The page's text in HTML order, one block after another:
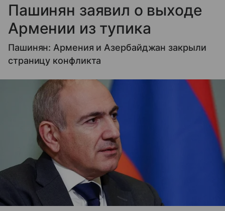
Пашинян заявил о выходе
Армении из тупика
Пашинян: Армения и Азербайджан закрыли
страницу конфликта